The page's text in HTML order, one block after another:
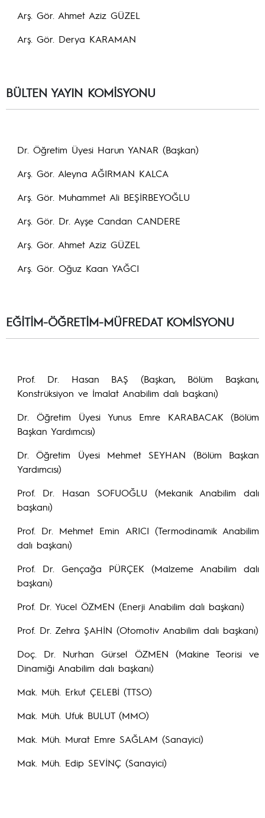
Arş. Gör. Ahmet Aziz GÜZEL
Arş. Gör. Derya KARAMAN
BÜLTEN YAYIN KOMİSYONU
Dr. Öğretim Üyesi Harun YANAR (Başkan)
Arş. Gör. Aleyna AĞIRMAN KALCA
Arş. Gör. Muhammet Ali BEŞİRBEYOĞLU
Arş. Gör. Dr. Ayşe Candan CANDERE
Arş. Gör. Ahmet Aziz GÜZEL
Arş. Gör. Oğuz Kaan YAĞCI
EĞİTİM-ÖĞRETİM-MÜFREDAT KOMİSYONU
Prof. Dr. Hasan BAŞ (Başkan, Bölüm Başkanı,
Konstrüksiyon ve İmalat Anabilim dalı başkanı)
Dr. Öğretim Üyesi Yunus Emre KARABACAK (Bölüm
Başkan Yardımcısı)
Dr. Öğretim Üyesi Mehmet SEYHAN (Bölüm Başkan
Yardımcısı)
Prof. Dr. Hasan SOFUOĞLU (Mekanik Anabilim dalı
başkanı)
Prof. Dr. Mehmet Emin ARICI (Termodinamik Anabilim
dalı başkanı)
Prof. Dr. Gençağa PÜRÇEK (Malzeme Anabilim dalı
başkanı)
Prof. Dr. Yücel ÖZMEN (Enerji Anabilim dalı başkanı)
Prof. Dr. Zehra ŞAHİN (Otomotiv Anabilim dalı başkanı)
Doç. Dr. Nurhan Gürsel ÖZMEN (Makine Teorisi ve
Dinamiği Anabilim dalı başkanı)
Mak. Müh. Erkut ÇELEBİ (TTSO)
Mak. Müh. Ufuk BULUT (MMO)
Mak. Müh. Murat Emre SAĞLAM (Sanayici)
Mak. Müh. Edip SEVİNÇ (Sanayici)